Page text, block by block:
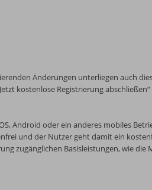
Änderungen unterliegen auch
kostenlose Registrierung abschließen“
Android oder ein anderes mobiles
und der Nutzer geht damit ein
zugänglichen Basisleistungen, wie die